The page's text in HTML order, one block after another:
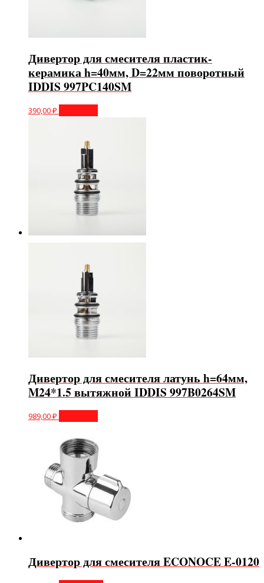
Дивертор для смесителя пластик-
керамика h=40мм, D=22мм поворотный
IDDIS 997PC140SM
390,00₽
Дивертор для смесителя латунь h=64мм,
M24*1.5 вытяжной IDDIS 997B0264SM
989,00₽
Дивертор для смесителя ECONOCE E-0120